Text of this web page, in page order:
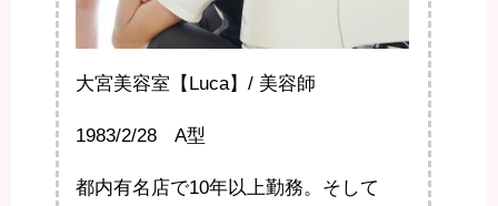
大宮美容室【Luca】/ 美容師
1983/2/28 A型
都内有名店で10年以上勤務。そして